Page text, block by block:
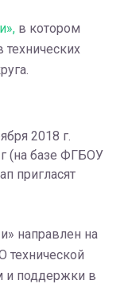
в котором
технических
2018 г.
(на базе ФГБОУ
пригласят
направлен на
технической
и поддержки в